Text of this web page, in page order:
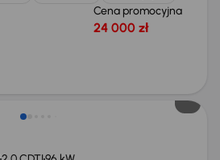
Cena promocyjna
24 000 zł